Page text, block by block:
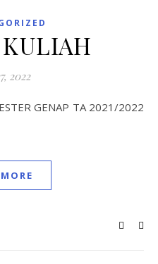
KULIAH
2022